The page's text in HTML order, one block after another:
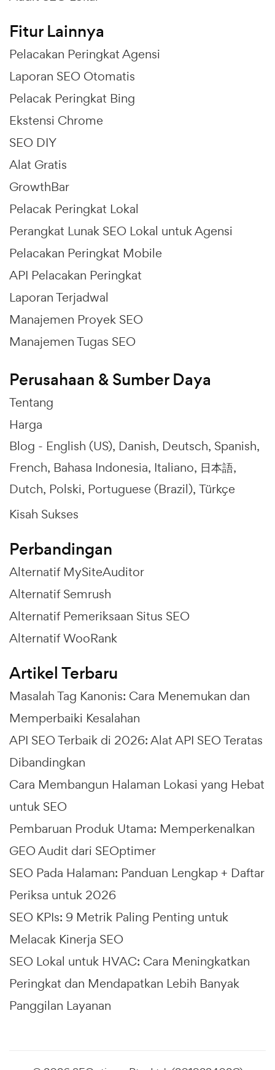
Fitur Lainnya
Pelacakan Peringkat Agensi
Laporan SEO Otomatis
Pelacak Peringkat Bing
Ekstensi Chrome
SEO DIY
Alat Gratis
GrowthBar
Pelacak Peringkat Lokal
Perangkat Lunak SEO Lokal untuk Agensi
Pelacakan Peringkat Mobile
API Pelacakan Peringkat
Laporan Terjadwal
Manajemen Proyek SEO
Manajemen Tugas SEO
Perusahaan & Sumber Daya
Tentang
Harga
Blog - English (US) Danish Deutsch Spanish
French Bahasa Indonesia Italiano 日本語
Dutch Polski Portuguese (Brazil) Türkçe
Kisah Sukses
Perbandingan
Alternatif MySiteAuditor
Alternatif Semrush
Alternatif Pemeriksaan Situs SEO
Alternatif WooRank
Artikel Terbaru
Masalah Tag Kanonis: Cara Menemukan dan
Memperbaiki Kesalahan
API SEO Terbaik di 2026: Alat API SEO Teratas
Dibandingkan
Cara Membangun Halaman Lokasi yang Hebat
untuk SEO
Pembaruan Produk Utama: Memperkenalkan
GEO Audit dari SEOptimer
SEO Pada Halaman: Panduan Lengkap + Daftar
Periksa untuk 2026
SEO KPIs: 9 Metrik Paling Penting untuk
Melacak Kinerja SEO
SEO Lokal untuk HVAC: Cara Meningkatkan
Peringkat dan Mendapatkan Lebih Banyak
Panggilan Layanan